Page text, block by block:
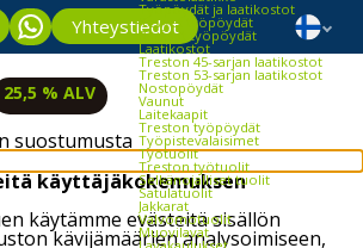
suostumusta
käyttäjäkokemuksen
käytämme evästeitä sisällön
kävijämäärien analysoimiseen,
Yhteystiedot
Työpöydät ja laatikostot
Kevyet työpöydät
Raskaat työpöydät
Laatikostot
Treston 45-sarjan laatikostot
Treston 53-sarjan laatikostot
Nostopöydät
Vaunut
Laitekaapit
Treston työpöydät
Työpistevalaisimet
Työtuolit
Treston työtuolit
Selkänojalliset tuolit
Satulatuolit
Jakkarat
Valvomotuolit
Muovilavat
25,5 % ALV